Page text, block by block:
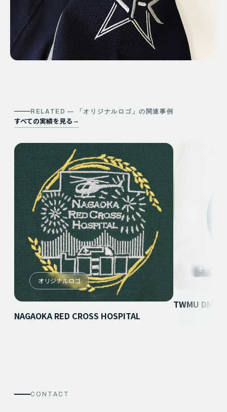
RELATED — 「オリジナルロゴ 」の関連事例
すべての実績を見る →
オリジナルロゴ
NAGAOKA RED CROSS HOSPITAL
オリジナ
TWMU DMC
CONTACT